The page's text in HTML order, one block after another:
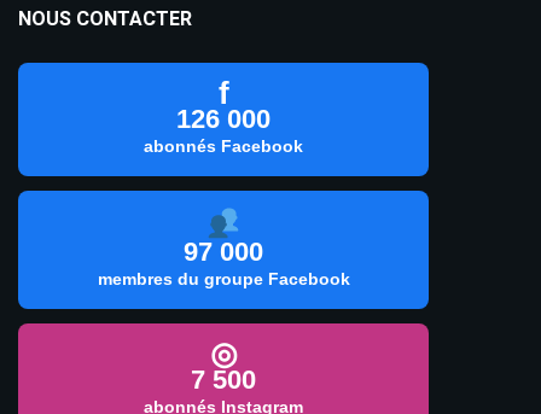
NOUS CONTACTER
f
126 000
abonnés Facebook
97 000
membres du groupe Facebook
◎
7 500
abonnés Instagram